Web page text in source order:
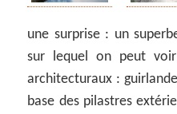
une surprise : un
sur lequel on peut
architecturaux :
base des pilastres